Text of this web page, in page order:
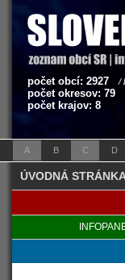
počet obcí: 2927 /
počet okresov: 79
počet krajov: 8
A B C D
ÚVODNÁ